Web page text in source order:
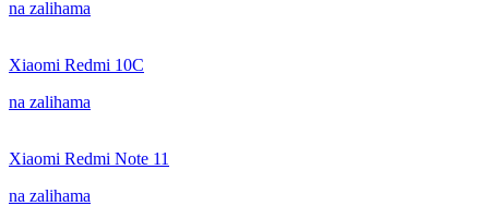
na zalihama
Xiaomi Redmi 10C
na zalihama
Xiaomi Redmi Note 11
na zalihama